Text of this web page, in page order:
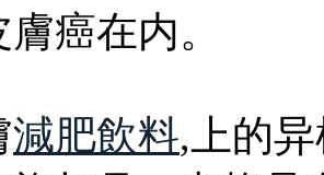
癌在内。
減肥飲料,上的